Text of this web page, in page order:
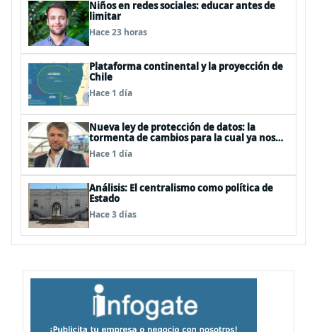
Niños en redes sociales: educar antes de
limitar
Hace 23 horas
Plataforma continental y la proyección de
Chile
Hace 1 día
Nueva ley de protección de datos: la
tormenta de cambios para la cual ya nos
deberíamos estar preparando
Hace 1 día
Análisis: El centralismo como política de
Estado
Hace 3 días